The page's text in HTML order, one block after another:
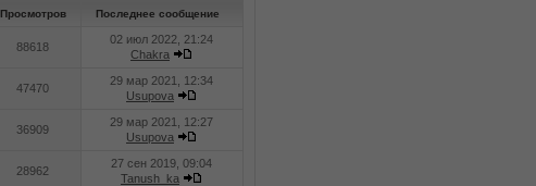
Просмотров Последнее сообщение
88618
02 июл 2022, 21:24
Chakra
47470
29 мар 2021, 12:34
Usupova
36909
29 мар 2021, 12:27
Usupova
28962
27 сен 2019, 09:04
Tanush_ka